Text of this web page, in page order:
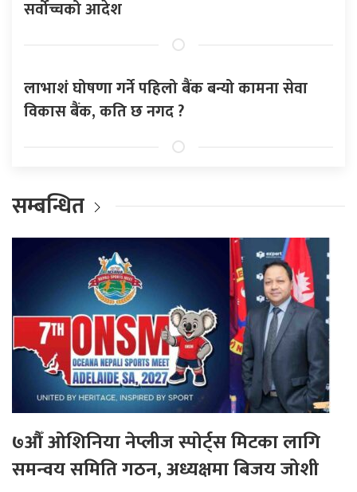
सर्वोच्चको आदेश
लाभाशं घोषणा गर्ने पहिलो बैंक बन्यो कामना सेवा
विकास बैंक, कति छ नगद ?
सम्बन्धित
७औँ ओशिनिया नेप्लीज स्पोर्ट्स मिटका लागि
समन्वय समिति गठन, अध्यक्षमा बिजय जोशी